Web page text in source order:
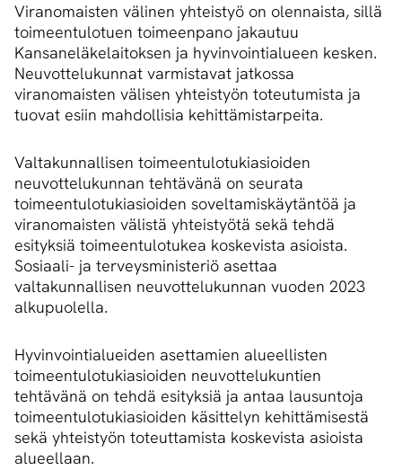
Viranomaisten välinen yhteistyö on olennaista, sillä
toimeentulotuen toimeenpano jakautuu
Kansaneläkelaitoksen ja hyvinvointialueen kesken.
Neuvottelukunnat varmistavat jatkossa
viranomaisten välisen yhteistyön toteutumista ja
tuovat esiin mahdollisia kehittämistarpeita.
Valtakunnallisen toimeentulotukiasioiden
neuvottelukunnan tehtävänä on seurata
toimeentulotukiasioiden soveltamiskäytäntöä ja
viranomaisten välistä yhteistyötä sekä tehdä
esityksiä toimeentulotukea koskevista asioista.
Sosiaali- ja terveysministeriö asettaa
valtakunnallisen neuvottelukunnan vuoden 2023
alkupuolella.
Hyvinvointialueiden asettamien alueellisten
toimeentulotukiasioiden neuvottelukuntien
tehtävänä on tehdä esityksiä ja antaa lausuntoja
toimeentulotukiasioiden käsittelyn kehittämisestä
sekä yhteistyön toteuttamista koskevista asioista
alueellaan.